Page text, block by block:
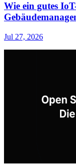
Wie ein gutes
Jul 27, 2026